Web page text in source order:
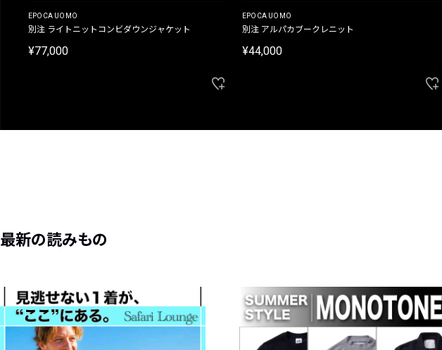
EPOCA UOMO
別注 ライトニットコンビダウンジャケット
¥77,000
EPOCA UOMO
別注 アルパカブークレニット
¥44,000
最新の読みもの